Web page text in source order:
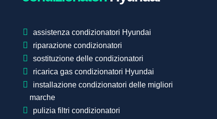
assistenza condizionatori Hyundai
riparazione condizionatori
sostituzione delle condizionatori
ricarica gas condizionatori Hyundai
installazione condizionatori delle migliori
marche
pulizia filtri condizionatori